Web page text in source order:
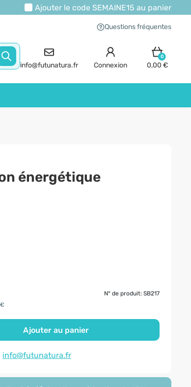
Ajouter le code SEMAINE15 au panier
Questions fréquentes
info@futunatura.fr Connexion
0
0,00 €
énergétique
N° de produit: SB217
€
Ajouter au panier
info@futunatura.fr